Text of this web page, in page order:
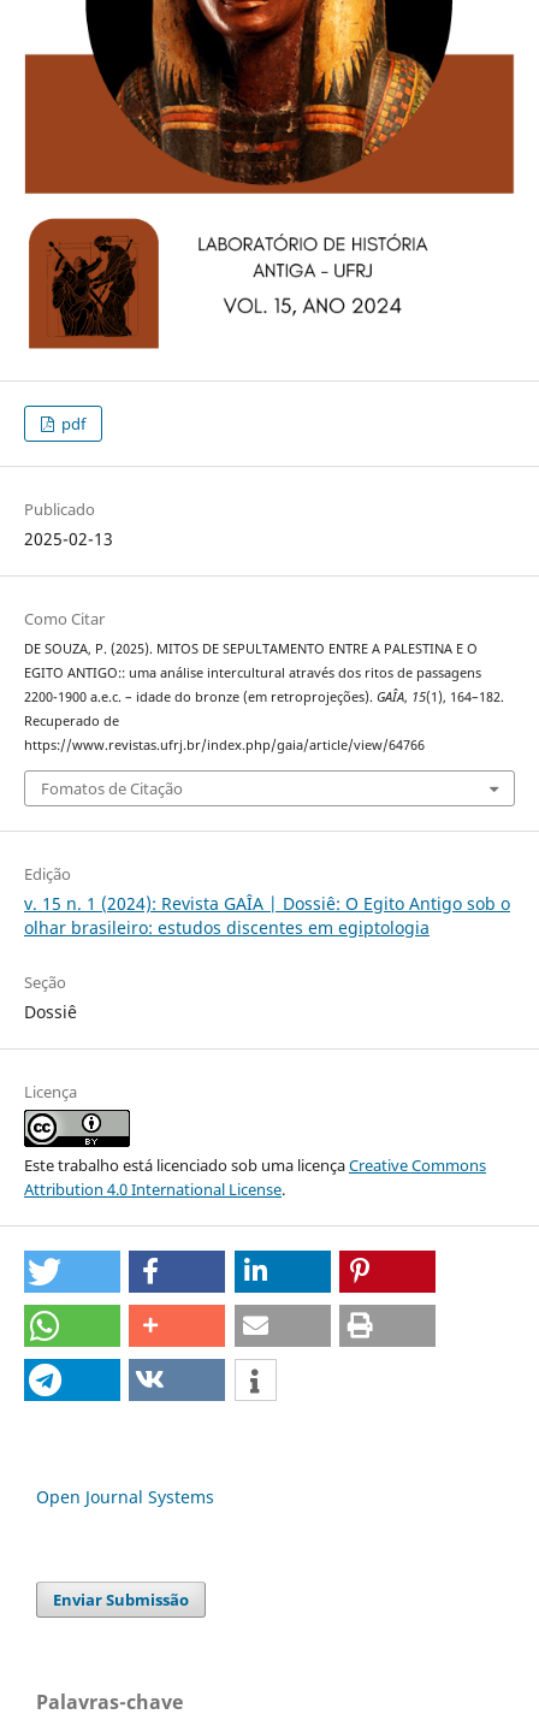
pdf
Publicado
2025-02-13
Como Citar
DE SOUZA, P. (2025). MITOS DE SEPULTAMENTO ENTRE A PALESTINA E O
EGITO ANTIGO:: uma análise intercultural através dos ritos de passagens
2200-1900 a.e.c. – idade do bronze (em retroprojeções). GAÎA, 15(1), 164–182.
Recuperado de
https://www.revistas.ufrj.br/index.php/gaia/article/view/64766
Fomatos de Citação
Edição
v. 15 n. 1 (2024): Revista GAÎA | Dossiê: O Egito Antigo sob o
olhar brasileiro: estudos discentes em egiptologia
Seção
Dossiê
Licença
Este trabalho está licenciado sob uma licençaCreative Commons
Attribution 4.0 International License.
Open Journal Systems
Enviar Submissão
Palavras-chave